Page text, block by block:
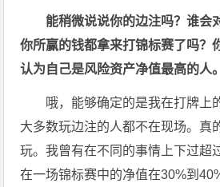
能稍微说说你的边注吗？谁会
你所赢的钱都拿来打锦标赛了吗？
认为自己是风险资产净值最高的人。
哦，能够确定的是我在打牌上
大多数玩边注的人都不在现场。真
玩。我曾有在不同的事情上下过超
在一场锦标赛中的净值在30%到